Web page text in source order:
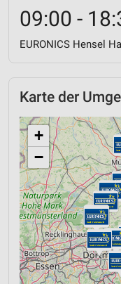
09:00 -
EURONICS Hensel
Karte der
+
−